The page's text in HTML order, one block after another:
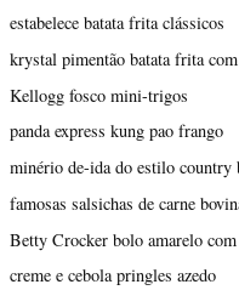
estabelece batata frita clássicos
krystal pimentão batata frita
Kellogg fosco mini-trigos
panda express kung pao frango
minério de-ida do estilo country
famosas salsichas de carne
Betty Crocker bolo amarelo
creme e cebola pringles azedo